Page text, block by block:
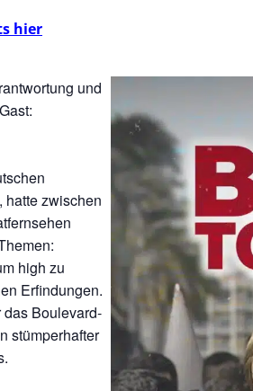
hier
und
hatte zwischen
high zu
Erfindungen.
das Boulevard-
stümperhafter